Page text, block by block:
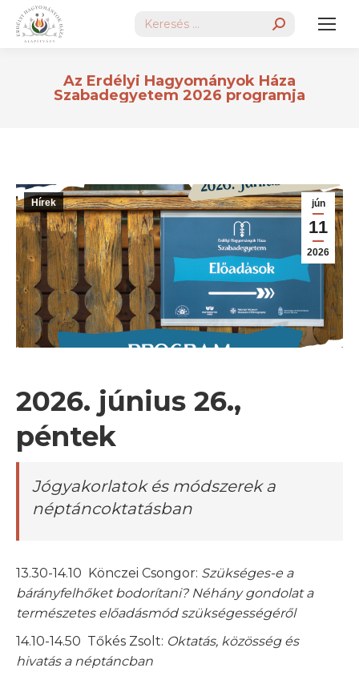
Search:
Az Erdélyi Hagyományok Háza
Szabadegyetem 2026 programja
jún
11
2026
Hírek
2026. június 26.,
péntek
Jógyakorlatok és módszerek a
néptáncoktatásban
13.30-14.10 Könczei Csongor: Szükséges-e a
bárányfelhőket bodorítani? Néhány gondolat a
természetes előadásmód szükségességéről
14.10-14.50 Tőkés Zsolt: Oktatás, közösség és
hivatás a néptáncban